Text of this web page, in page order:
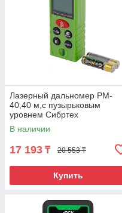
Лазерный дальномер PM-
40,40 м,с пузырьковым
уровнем Сибртех
В наличии
17 193 ₸ 20 553 ₸
Купить